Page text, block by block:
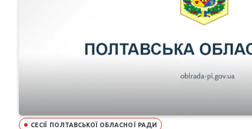
СЕСІЇ ПОЛТАВСЬКОЇ ОБЛАСНОЇ РАДИ